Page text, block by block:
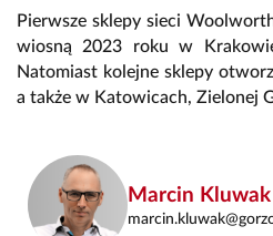
Pierwsze sklepy sieci
wiosną 2023 roku w
Natomiast kolejne sklepy
a także w Katowicach, Zielonej
Marcin Kluwak